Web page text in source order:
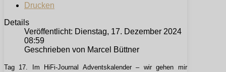
Drucken
Details
Veröffentlicht: Dienstag, 17. Dezember 2024
08:59
Geschrieben von Marcel Büttner
Tag 17. Im HiFi-Journal Adventskalender – wir gehen mir